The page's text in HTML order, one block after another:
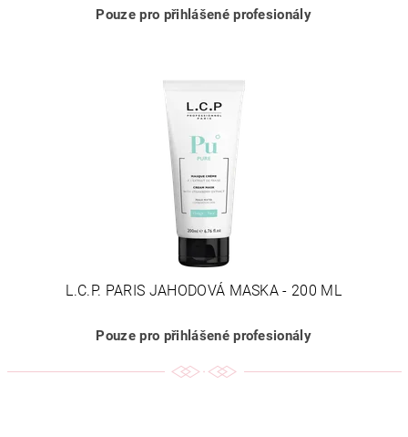
Pouze pro přihlášené profesionály
L.C.P. PARIS JAHODOVÁ MASKA - 200 ML
Pouze pro přihlášené profesionály